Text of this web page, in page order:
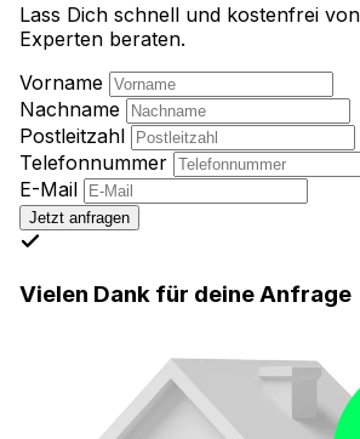
Lass Dich schnell und kostenfrei
Experten beraten.
Vorname
Nachname
Postleitzahl
Telefonnummer
E-Mail
Jetzt anfragen
Vielen Dank für deine Anfrage